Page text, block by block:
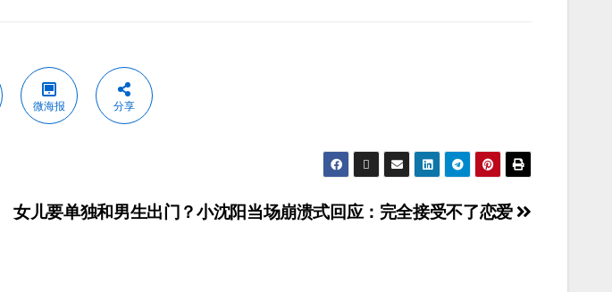
微海报 分享
女儿要单独和男生出门？小沈阳当场崩溃式回应：完全接受不了恋爱